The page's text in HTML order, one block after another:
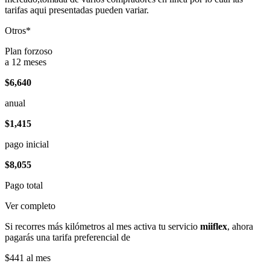
tarifas aqui presentadas pueden variar.
Otros*
Plan forzoso
a 12 meses
$6,640
anual
$1,415
pago inicial
$8,055
Pago total
Ver completo
Si recorres más kilómetros al mes activa tu servicio miiflex, ahora
pagarás una tarifa preferencial de
$441 al mes